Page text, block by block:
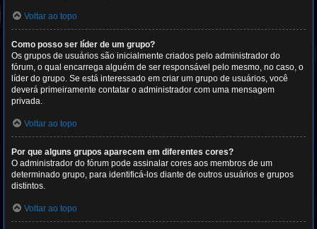
Voltar ao topo
Como posso ser líder de um grupo?
Os grupos de usuários são inicialmente criados pelo administrador do
fórum, o qual encarrega alguém de ser responsável pelo mesmo, no caso, o
líder do grupo. Se está interessado em criar um grupo de usuários, você
deverá primeiramente contatar o administrador com uma mensagem
privada.
Voltar ao topo
Por que alguns grupos aparecem em diferentes cores?
O administrador do fórum pode assinalar cores aos membros de um
determinado grupo, para identificá-los diante de outros usuários e grupos
distintos.
Voltar ao topo